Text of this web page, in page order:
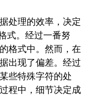
处理的效率，决定
式。经过一番努
格式中。然而，在
出现了偏差。经过
些特殊字符的处
程中，细节决定成